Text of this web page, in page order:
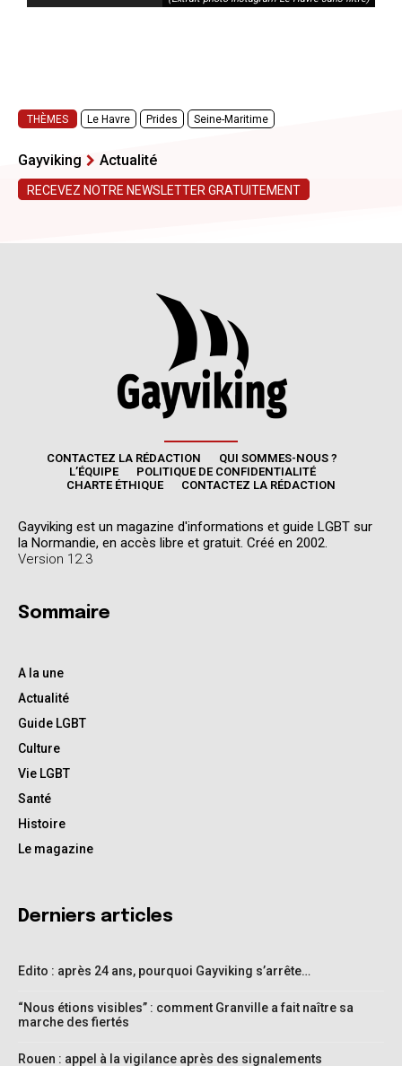
CONTACTEZ LA RÉDACTION
QUI SOMMES-NOUS ?
L’ÉQUIPE
POLITIQUE DE CONFIDENTIALITÉ
CHARTE ÉTHIQUE
CONTACTEZ LA RÉDACTION
Gayviking est un magazine d'informations et guide LGBT sur
la Normandie, en accès libre et gratuit. Créé en 2002.
Version 12.3
Sommaire
A la une
Actualité
Guide LGBT
Culture
Vie LGBT
Santé
Histoire
Le magazine
Derniers articles
Edito : après 24 ans, pourquoi Gayviking s’arrête…
“Nous étions visibles” : comment Granville a fait naître sa
marche des fiertés
Rouen : appel à la vigilance après des signalements